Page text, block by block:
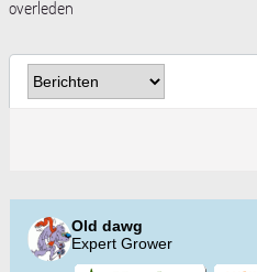
overleden
Old dawg
Expert Grower